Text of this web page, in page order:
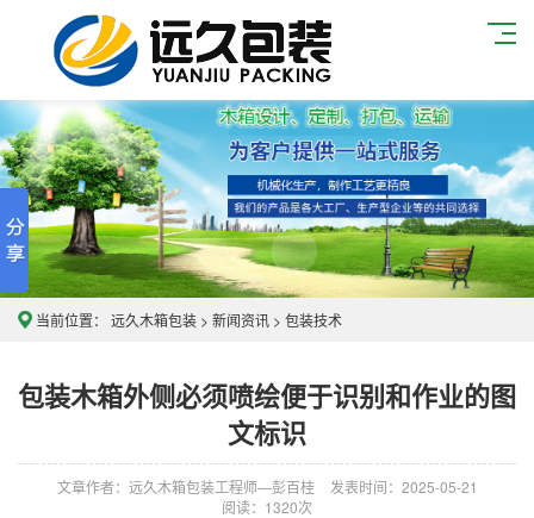
当前位置： 远久木箱包装 > 新闻资讯 > 包装技术
包装木箱外侧必须喷绘便于识别和作业的图
文标识
文章作者：远久木箱包装工程师—彭百桂
发表时间：2025-05-21
阅读： 1320次